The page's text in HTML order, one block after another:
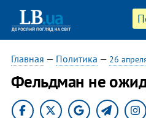
Главная — Политика — 26
Фельдман не